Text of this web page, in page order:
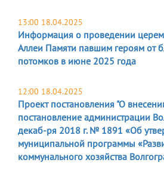
13:00 18.04.2025
Информация о проведении
Аллеи Памяти павшим героям от
потомков в июне 2025 года
12:00 18.04.2025
Проект постановления "О
постановление администрации
декаб-ря 2018 г. № 1891 «Об
муниципальной программы
коммунального хозяйства